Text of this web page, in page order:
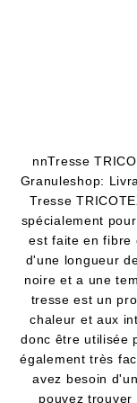
nnTresse
Granuleshop:
Tresse
spécialement
est faite en fibre
d'une longueur
noire et a une
tresse est un
chaleur et aux
donc être utilisée
également très
avez besoin
pouvez trouver